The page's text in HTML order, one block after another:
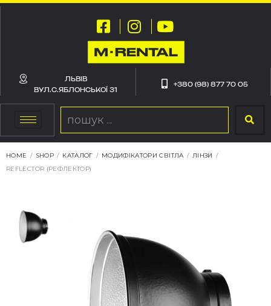
ЛЬВІВ
ВУЛ.С.ЯБЛОНСЬКОЇ 31
+380 (98) 877 70 05
HOME / SHOP / КАТАЛОГ / МОДИФІКАТОРИ СВІТЛА / ЛІНЗИ /
REFLECTOR (РЕФЛЕКТОР)